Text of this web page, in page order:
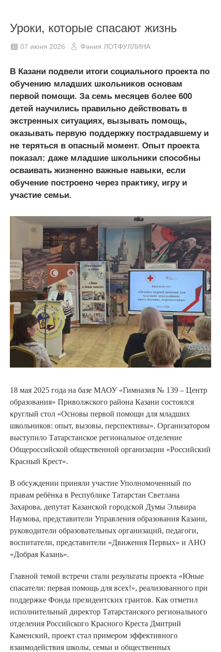
Уроки, которые спасают жизнь
07 июня 2026 Фәния ЛОТФУЛЛИНА
В Казани подвели итоги социального проекта по
обучению младших школьников основам
первой помощи. За семь месяцев более 600
детей научились правильно действовать в
экстренных ситуациях, вызывать помощь,
оказывать первую поддержку пострадавшему и
не теряться в опасный момент. Опыт проекта
показал: даже младшие школьники способны
осваивать жизненно важные навыки, если
обучение построено через практику, игру и
участие семьи.
18 мая 2025 года на базе МАОУ «Гимназия № 139 – Центр
образования» Приволжского района Казани состоялся
круглый стол «Основы первой помощи для младших
школьников: опыт, вызовы, перспективы». Организатором
выступило Татарстанское региональное отделение
Общероссийской общественной организации «Российский
Красный Крест».
В обсуждении приняли участие Уполномоченный по
правам ребёнка в Республике Татарстан Светлана
Захарова, депутат Казанской городской Думы Эльвира
Наумова, представители Управления образования Казани,
руководители образовательных организаций, педагоги,
воспитатели, представители «Движения Первых» и АНО
«Добрая Казань».
Главной темой встречи стали результаты проекта «Юные
спасатели: первая помощь для всех!», реализованного при
поддержке Фонда президентских грантов. Как отметил
исполнительный директор Татарстанского регионального
отделения Российского Красного Креста Дмитрий
Каменский, проект стал примером эффективного
взаимодействия школы, семьи и общественных